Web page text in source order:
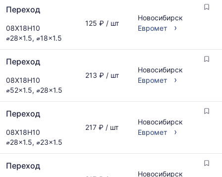
данным
прайс-
листов
поставщиков
последний
Статистика
рассчитывается
по
актуальным
и
обновляется
по
мере
обновления
цен
металлопрокат
указанием
ГОСТ,
поставщиков
по
запросу
Переход
08Х18Н10
⌀28x1.5, ⌀18x1.5
125 ₽ / шт
Новосибирск
Евромет
›
Переход
08Х18Н10
⌀52x1.5, ⌀28x1.5
213 ₽ / шт
Новосибирск
Евромет
›
Переход
08Х18Н10
⌀28x1.5, ⌀23x1.5
217 ₽ / шт
Новосибирск
Евромет
›
Переход
Новосибирск